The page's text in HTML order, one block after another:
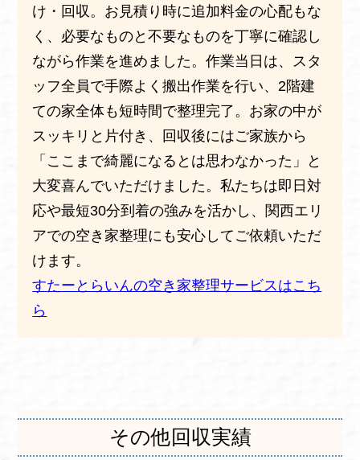
け・回収。お見積り時に追加料金の心配もな
く、必要なものと不要なものを丁寧に確認し
ながら作業を進めました。作業当日は、スタ
ッフ全員で手際よく搬出作業を行い、2階建
ての家全体も短時間で整理完了。お家の中が
スッキリと片付き、回収後にはご家族から
「ここまで綺麗になるとは思わなかった」と
大変喜んでいただけました。私たちは即日対
応や最短30分到着の強みを活かし、関西エリ
アでの空き家整理にも安心してご依頼いただ
けます。
すたーとらいんの空き家整理サービスはこち
ら
その他回収実績